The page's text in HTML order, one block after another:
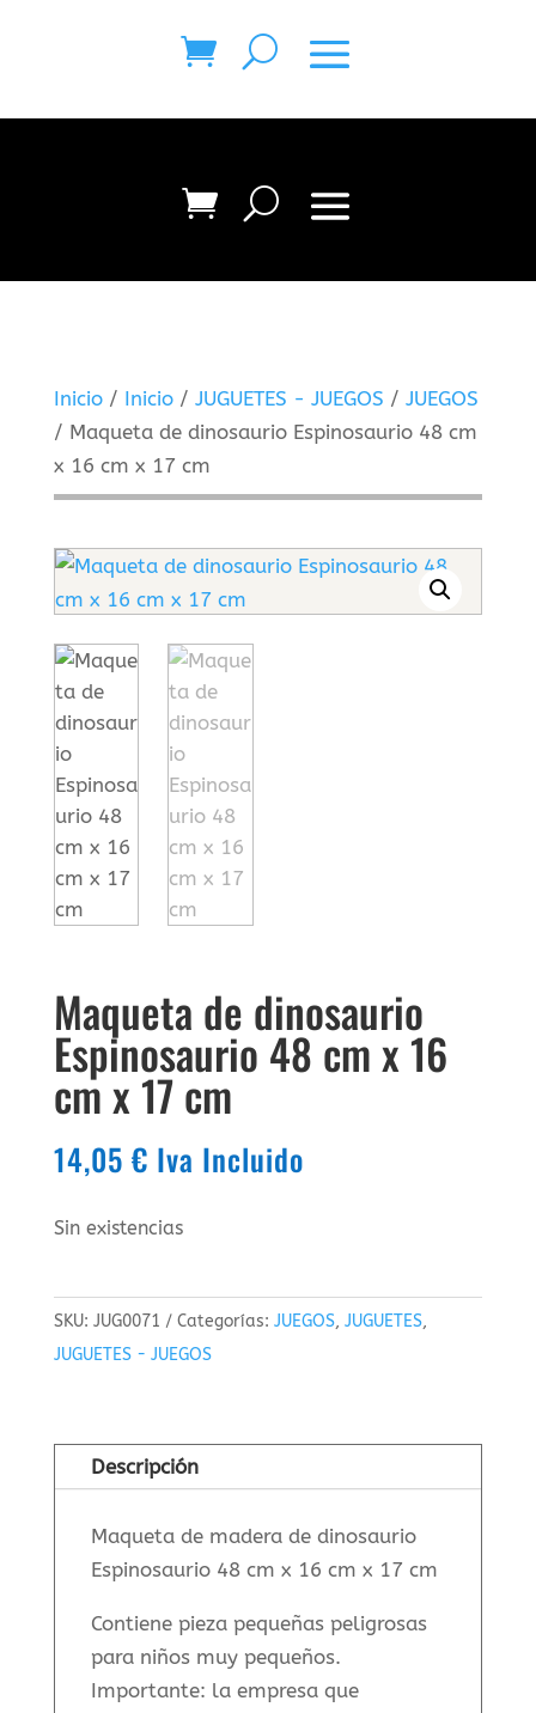
Inicio/ Inicio/ JUGUETES - JUEGOS / JUEGOS
/ Maqueta de dinosaurio Espinosaurio 48 cm
x 16 cm x 17 cm
Maqueta de dinosaurio
Espinosaurio 48 cm x 16
cm x 17 cm
14,05 € Iva Incluido
Sin existencias
SKU: JUG0071 Categorías: JUEGOS, JUGUETES,
JUGUETES - JUEGOS
Descripción
Maqueta de madera de dinosaurio
Espinosaurio 48 cm x 16 cm x 17 cm
Contiene pieza pequeñas peligrosas
para niños muy pequeños.
Importante: la empresa que